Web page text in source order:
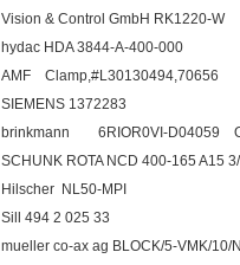
Vision & Control GmbH RK1220-W
hydac HDA 3844-A-400-000
AMF Clamp,#L30130494,70656
SIEMENS 1372283
brinkmann 6RIOR0VI-D04059 O
SCHUNK ROTA NCD 400-165 A15
Hilscher NL50-MPI
Sill 494 2 025 33
mueller co-ax ag BLOCK/5-VMK/